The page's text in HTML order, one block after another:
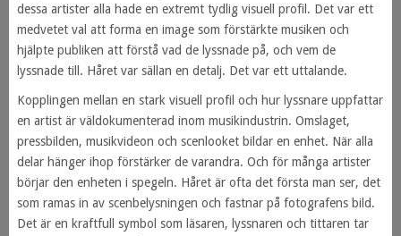
dessa artister alla hade en extremt tydlig visuell profil. Det var ett
medvetet val att forma en image som förstärkte musiken och
hjälpte publiken att förstå vad de lyssnade på, och vem de
lyssnade till. Håret var sällan en detalj. Det var ett uttalande.
Kopplingen mellan en stark visuell profil och hur lyssnare uppfattar
en artist är väldokumenterad inom musikindustrin. Omslaget,
pressbilden, musikvideon och scenlooket bildar en enhet. När alla
delar hänger ihop förstärker de varandra. Och för många artister
börjar den enheten i spegeln. Håret är ofta det första man ser, det
som ramas in av scenbelysningen och fastnar på fotografens bild.
Det är en kraftfull symbol som läsaren, lyssnaren och tittaren tar